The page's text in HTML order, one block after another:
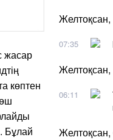
жасар
көптен
Бұлай
Желтоқсан,
07:35
Желтоқсан,
06:11
Желтоқсан,